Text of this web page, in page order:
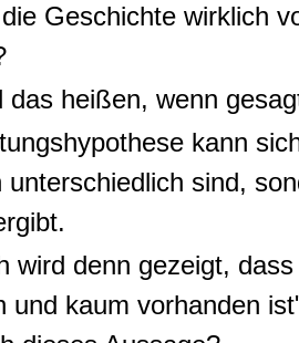
Geschichte wirklich
das heißen, wenn
kann
unterschiedlich sind,
wird denn gezeigt,
und kaum vorhanden